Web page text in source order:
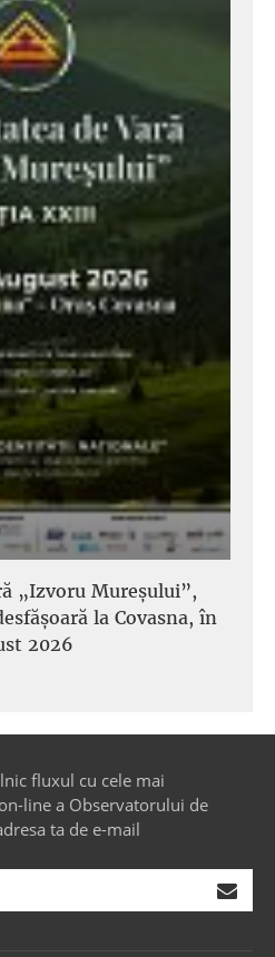
„Izvoru Mureșului”,
la Covasna, în
2026
fluxul cu cele mai
line a Observatorului de
ta de e-mail